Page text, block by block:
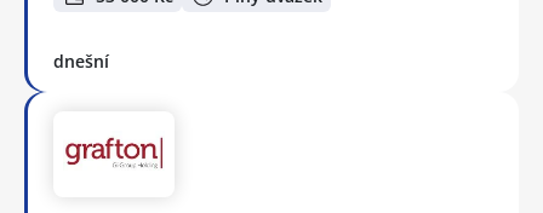
dnešní